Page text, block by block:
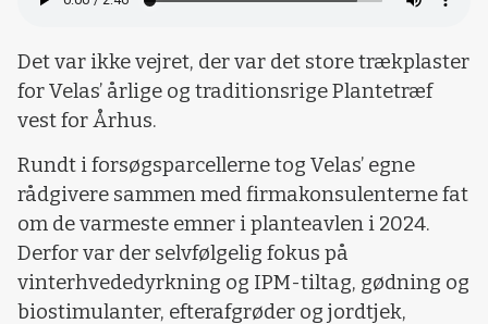
Det var ikke vejret, der var det store trækplaster
for Velas’ årlige og traditionsrige Plantetræf
vest for Århus.
Rundt i forsøgsparcellerne tog Velas’ egne
rådgivere sammen med firmakonsulenterne fat
om de varmeste emner i planteavlen i 2024.
Derfor var der selvfølgelig fokus på
vinterhvededyrkning og IPM-tiltag, gødning og
biostimulanter, efterafgrøder og jordtjek,